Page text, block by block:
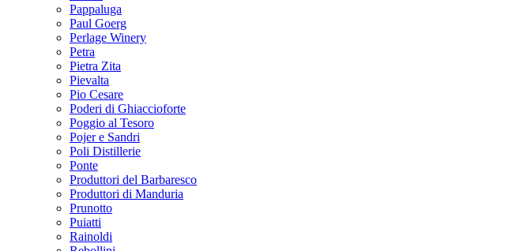
Pappaluga
Paul Goerg
Perlage Winery
Petra
Pietra Zita
Pievalta
Pio Cesare
Poderi di Ghiaccioforte
Poggio al Tesoro
Pojer e Sandri
Poli Distillerie
Ponte
Produttori del Barbaresco
Produttori di Manduria
Prunotto
Puiatti
Rainoldi